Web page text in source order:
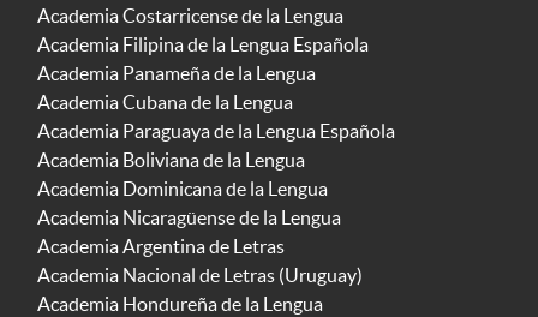
Academia Costarricense de la Lengua
Academia Filipina de la Lengua Española
Academia Panameña de la Lengua
Academia Cubana de la Lengua
Academia Paraguaya de la Lengua Española
Academia Boliviana de la Lengua
Academia Dominicana de la Lengua
Academia Nicaragüense de la Lengua
Academia Argentina de Letras
Academia Nacional de Letras (Uruguay)
Academia Hondureña de la Lengua